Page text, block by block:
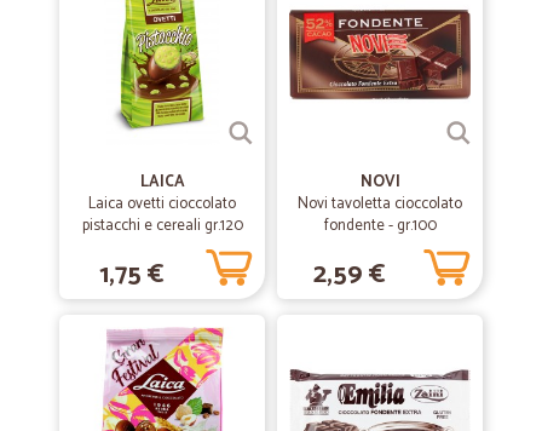
LAICA
Laica ovetti cioccolato
pistacchi e cereali gr.120
1,75 €
NOVI
Novi tavoletta cioccolato
fondente - gr.100
2,59 €